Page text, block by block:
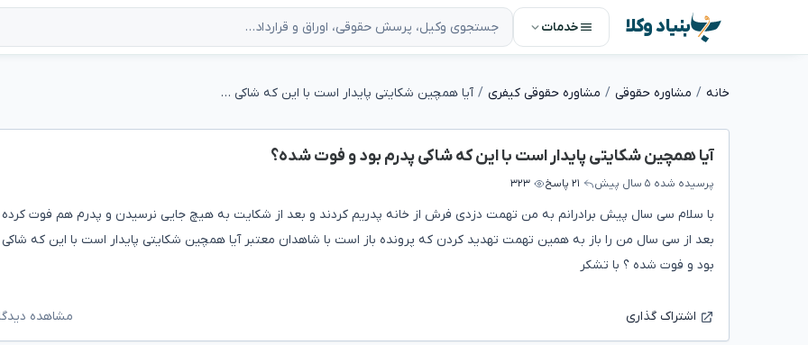
بنیاد وکلا خدمات
خانه مشاوره حقوقی مشاوره حقوقی کیفری آیا همچین شکایتی پایدار است با این که شاکی پدرم بود و فوت شده؟
آیا همچین شکایتی پایدار است با این که شاکی پدرم بود و فوت شده؟
پرسیده شده ۵ سال پیش ۲۱ پاسخ ۳۲۳
با سلام سی سال پیش برادرانم به من تهمت دزدی فرش از خانه پدریم کردند و بعد از شکایت به هیچ جایی نرسیدن و پدرم هم فوت کرده
بعد از سی سال من را باز به همین تهمت تهدید کردن که پرونده باز است با شاهدان معتبر آیا همچین شکایتی پایدار است با این که
بود و فوت شده ؟ با تشکر
اشتراک گذاری مشاهده